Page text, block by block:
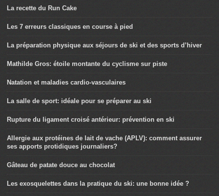
La recette du Run Cake
Les 7 erreurs classiques en course à pied
La préparation physique aux séjours de ski et des sports d’hiver
Mathilde Gros: étoile montante du cyclisme sur piste
Natation et maladies cardio-vasculaires
La salle de sport: idéale pour se préparer au ski
Rupture du ligament croisé antérieur: prévention en ski
Allergie aux protéines de lait de vache (APLV): comment assurer
ses apports protidiques journaliers?
Gâteau de patate douce au chocolat
Les exosquelettes dans la pratique du ski: une bonne idée ?